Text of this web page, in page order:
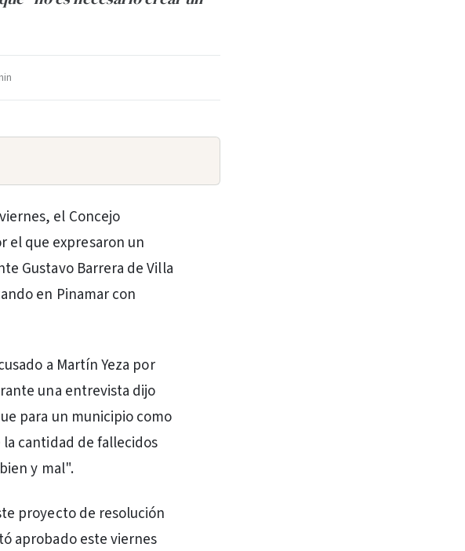
el Concejo
el que expresaron un
Gustavo Barrera de Villa
en Pinamar con
a Martín Yeza por
una entrevista dijo
para un municipio como
cantidad de fallecidos
y mal".
proyecto de resolución
aprobado este viernes